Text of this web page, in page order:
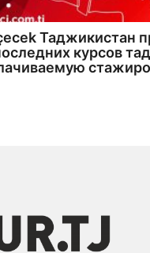
Таджикистан
курсов